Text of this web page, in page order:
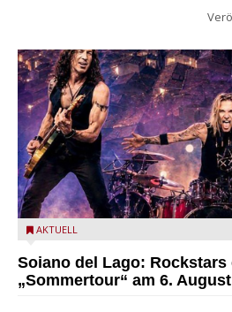
Stef Burns, Will Hunt und Andrea
AKTUELL
Soiano del Lago:
„Sommertour“ am 6. August